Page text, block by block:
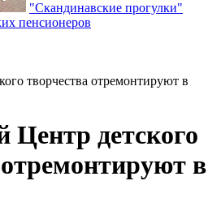
"Скандинавские прогулки"
пенсионеров
творчества отремонтируют в
Центр детского
в